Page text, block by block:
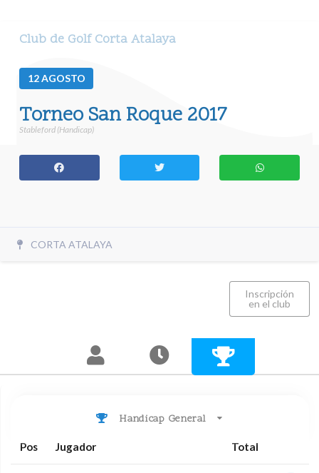
Club de Golf Corta Atalaya
12AGOSTO
Torneo San Roque 2017
Stableford (Handicap)
CORTA ATALAYA
Inscripción
en el club
Handicap General
Pos Jugador Total